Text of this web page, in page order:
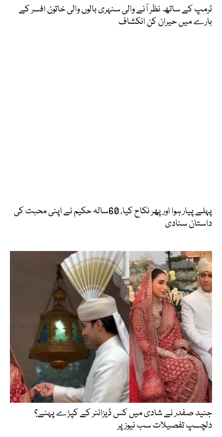
ٹرمپ کے ساتھ نظر آنے والی سنہری بالوں والی خاتون افسر کے
بارے میں حیران کن انکشاف
پہلے پیار ہوا اور پھر نکاح کیا، 60سالہ حکیم نے اپنی محبت کی
داستان سنادی
جنید صفدر نے شادی میں کس ڈیزائنر کے کپڑے پہنے؟
دلچسپ تفصیلات سب نیوز پر